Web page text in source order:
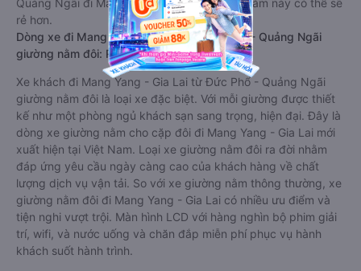
Quảng Ngãi đi Mang Yang - Gia Lai giường nằm này có thể sẽ
rẻ hơn.
Dòng xe đi Mang Yang - Gia Lai từ Đức Phổ - Quảng Ngãi
giường nằm đôi: Riêng tư, đầy đủ tiện nghi
Xe khách đi Mang Yang - Gia Lai từ Đức Phổ - Quảng Ngãi
giường nằm đôi là loại xe đặc biệt. Với mỗi giường được thiết
kế như một phòng ngủ khách sạn sang trọng, hiện đại. Đây là
dòng xe giường nằm cho cặp đôi đi Mang Yang - Gia Lai mới
xuất hiện tại Việt Nam. Loại xe giường nằm đôi ra đời nhằm
đáp ứng yêu cầu ngày càng cao của khách hàng về chất
lượng dịch vụ vận tải. So với xe giường nằm thông thường, xe
giường nằm đôi đi Mang Yang - Gia Lai có nhiều ưu điểm và
tiện nghi vượt trội. Màn hình LCD với hàng nghìn bộ phim giải
trí, wifi, và nước uống và chăn đắp miễn phí phục vụ hành
khách suốt hành trình.